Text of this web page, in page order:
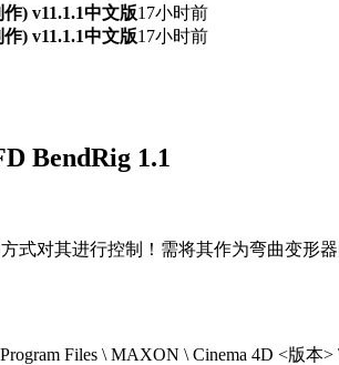
) v11.1.1中文版17小时前
) v11.1.1中文版17小时前
BendRig 1.1
式对其进行控制！需将其作为弯曲变形
Files \ MAXON \ Cinema 4D <版本> \